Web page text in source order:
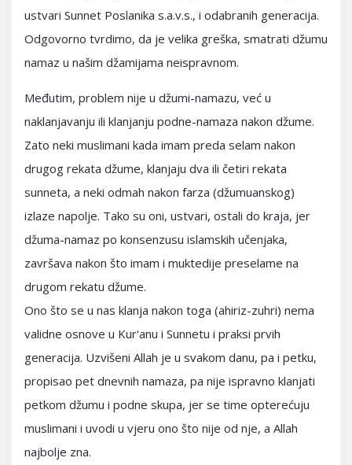
ustvari Sunnet Poslanika s.a.v.s., i odabranih generacija.
Odgovorno tvrdimo, da je velika greška, smatrati džumu
namaz u našim džamijama neispravnom.
Međutim, problem nije u džumi-namazu, već u
naklanjavanju ili klanjanju podne-namaza nakon džume.
Zato neki muslimani kada imam preda selam nakon
drugog rekata džume, klanjaju dva ili četiri rekata
sunneta, a neki odmah nakon farza (džumuanskog)
izlaze napolje. Tako su oni, ustvari, ostali do kraja, jer
džuma-namaz po konsenzusu islamskih učenjaka,
završava nakon što imam i muktedije preselame na
drugom rekatu džume.
Ono što se u nas klanja nakon toga (ahiriz-zuhri) nema
validne osnove u Kur'anu i Sunnetu i praksi prvih
generacija. Uzvišeni Allah je u svakom danu, pa i petku,
propisao pet dnevnih namaza, pa nije ispravno klanjati
petkom džumu i podne skupa, jer se time opterećuju
muslimani i uvodi u vjeru ono što nije od nje, a Allah
najbolje zna.